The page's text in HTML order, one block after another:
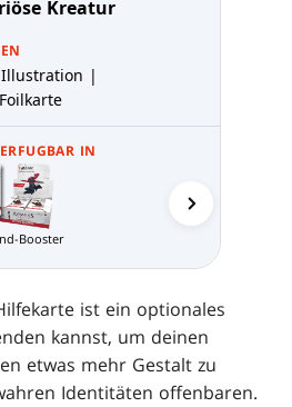
Kreatur
|
IN
Booster
ist ein optionales
kannst, um deinen
etwas mehr Gestalt zu
Identitäten offenbaren.